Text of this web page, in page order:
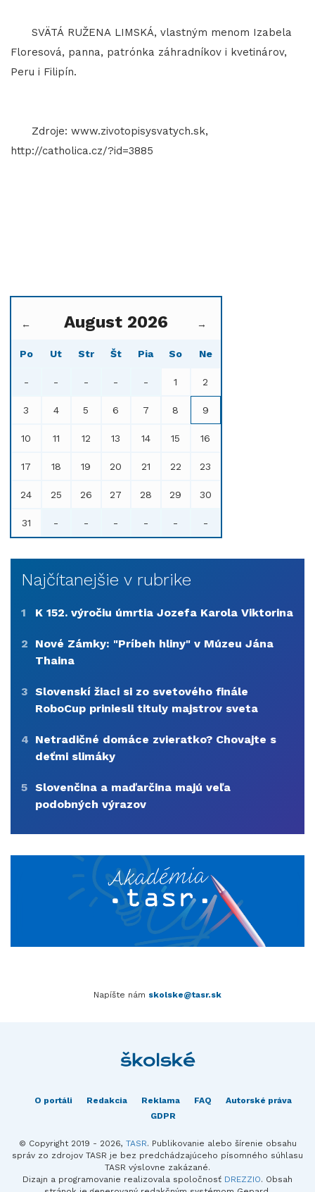
SVÄTÁ RUŽENA LIMSKÁ, vlastným menom Izabela
Floresová, panna, patrónka záhradníkov i kvetinárov,
Peru i Filipín.
Zdroje: www.zivotopisysvatych.sk,
http://catholica.cz/?id=3885
← August 2026 →
Po Ut Str Št Pia So Ne
- - - - - 1 2
3 4 5 6 7 8 9
10 11 12 13 14 15 16
17 18 19 20 21 22 23
24 25 26 27 28 29 30
31 - - - - - -
Najčítanejšie v rubrike
1 K 152. výročiu úmrtia Jozefa Karola Viktorina
2
Nové Zámky: "Príbeh hliny" v Múzeu Jána
Thaina
3 Slovenskí žiaci si zo svetového finále
RoboCup priniesli tituly majstrov sveta
4 Netradičné domáce zvieratko? Chovajte s
deťmi slimáky
5 Slovenčina a maďarčina majú veľa
podobných výrazov
Napíšte nám skolske@tasr.sk
O portáli Redakcia Reklama FAQ
Autorské práva
GDPR
© Copyright 2019 - 2026, TASR. Publikovanie alebo šírenie obsahu
správ zo zdrojov TASR je bez predchádzajúceho písomného súhlasu
TASR výslovne zakázané.
Dizajn a programovanie realizovala spoločnosť DREZZIO. Obsah